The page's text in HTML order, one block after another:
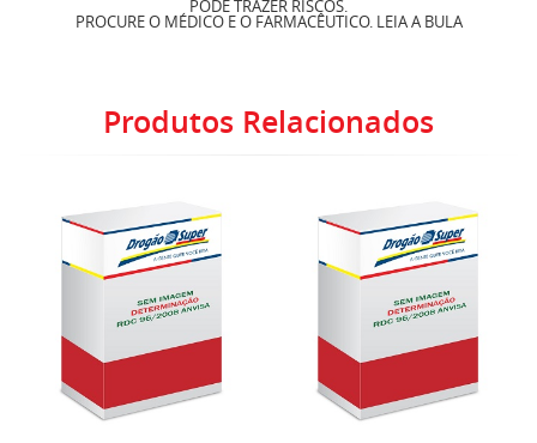
PODE TRAZER RISCOS.
PROCURE O MÉDICO E O FARMACÊUTICO. LEIA A BULA
Produtos Relacionados